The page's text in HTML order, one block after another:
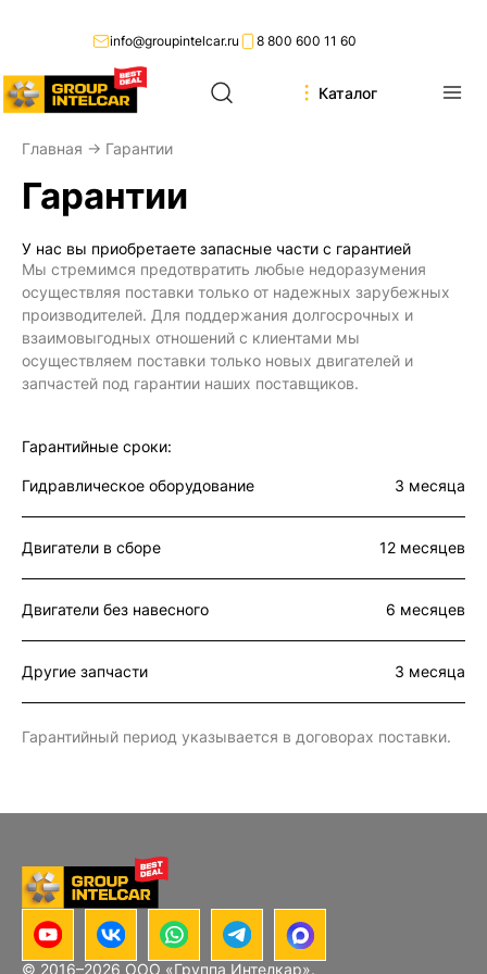
8 800 600 11 60
info@groupintelcar.ru
Каталог
Главная → Гарантии
Гарантии
У нас вы приобретаете запасные части с гарантией
Мы стремимся предотвратить любые недоразумения
осуществляя поставки только от надежных зарубежных
производителей. Для поддержания долгосрочных и
взаимовыгодных отношений с клиентами мы
осуществляем поставки только новых двигателей и
запчастей под гарантии наших поставщиков.
Гарантийные сроки:
Гидравлическое оборудование 3 месяца
Двигатели в сборе 12 месяцев
Двигатели без навесного 6 месяцев
Другие запчасти 3 месяца
Гарантийный период указывается в договорах поставки.
© 2016–2026 ООО «Группа Интелкар».